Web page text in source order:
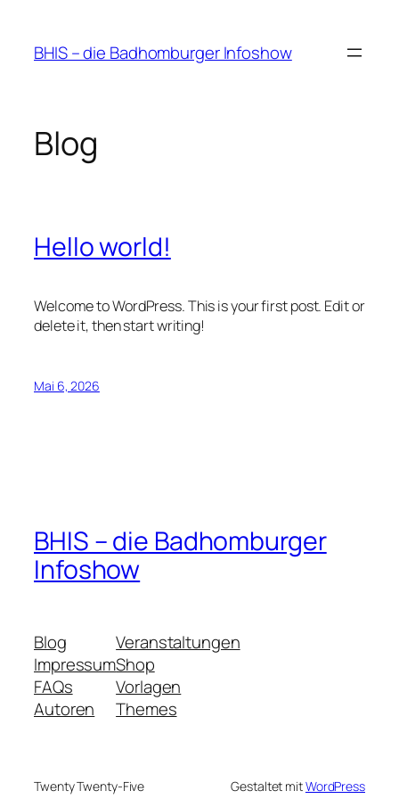
springen
BHIS – die Badhomburger Infoshow
Blog
Hello world!
Welcome to WordPress. This is your first post. Edit or
delete it, then start writing!
Mai 6, 2026
BHIS – die Badhomburger
Infoshow
Blog
Impressum
FAQs
Autoren
Veranstaltungen
Shop
Vorlagen
Themes
Twenty Twenty-Five Gestaltet mitWordPress